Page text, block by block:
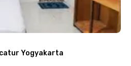
Yogyakarta